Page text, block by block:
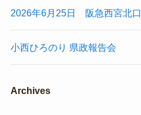
2026年6月25日 阪急西宮北口
小西ひろのり 県政報告会
Archives